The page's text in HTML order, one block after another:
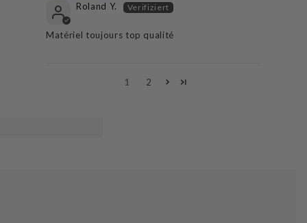
Roland Y.
Matériel toujours top qualité
1 2